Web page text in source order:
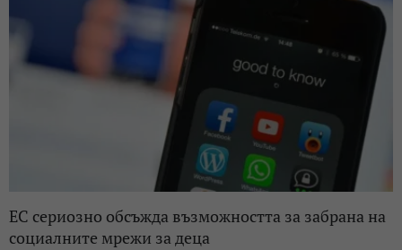
ЕС сериозно обсъжда възможността за забрана на
социалните мрежи за деца